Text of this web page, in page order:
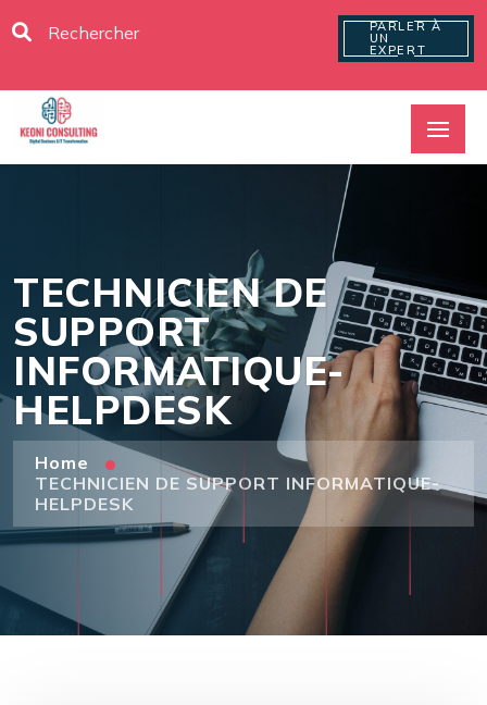
PARLER À
UN
EXPERT
TECHNICIEN DE
SUPPORT
INFORMATIQUE-
HELPDESK
Home
TECHNICIEN DE SUPPORT INFORMATIQUE-
HELPDESK